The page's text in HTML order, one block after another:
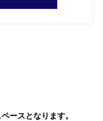
ースとなります。